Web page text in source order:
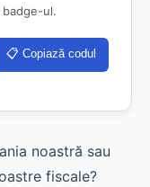
ul.
📋 Copiază codul
noastră sau
fiscale?